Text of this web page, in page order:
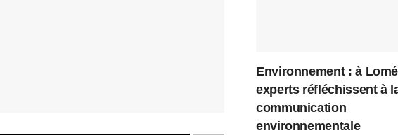
Environnement : à
experts réfléchissent à
communication
environnementale